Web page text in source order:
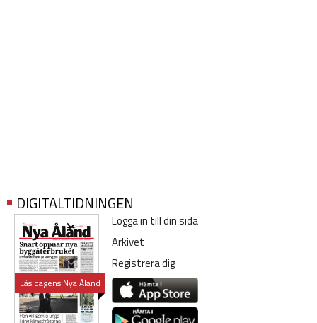
DIGITALTIDNINGEN
Läs dagens Nya Åland
Logga in till din sida
Arkivet
Registrera dig